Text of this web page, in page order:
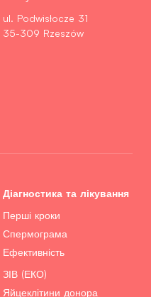
ul. Podwisłocze 31
35-309 Rzeszów
Діагностика та лікування
Перші кроки
Спермограма
Ефективність
ЗІВ (ЕКО)
Яйцеклітини донора